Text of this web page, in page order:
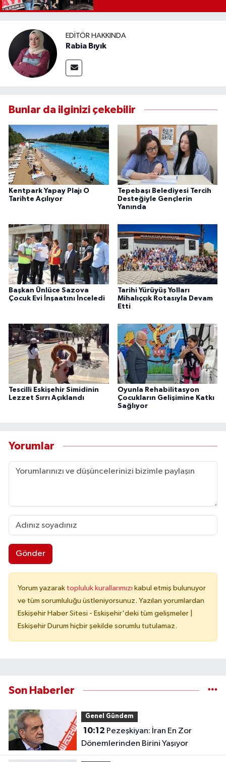
EDITÖR HAKKINDA
Rabia Bıyık
Bunlar da ilginizi çekebilir
Kentpark Yapay Plajı O
Tarihte Açılıyor
Tepebaşı Belediyesi Tercih
Desteğiyle Gençlerin
Yanında
Başkan Ünlüce Sazova
Çocuk Evi İnşaatını İnceledi
Tarihi Yürüyüş Yolları
Mihalıççık Rotasıyla Devam
Etti
Tescilli Eskişehir Simidinin
Lezzet Sırrı Açıklandı
Oyunla Rehabilitasyon
Çocukların Gelişimine Katkı
Sağlıyor
Yorumlar
Gönder
Yorum yazarak topluluk kurallarımızı kabul etmiş bulunuyor
ve tüm sorumluluğu üstleniyorsunuz. Yazılan yorumlardan
Eskişehir Haber Sitesi - Eskişehir'deki tüm gelişmeler |
Eskişehir Durum hiçbir şekilde sorumlu tutulamaz.
Son Haberler
Genel Gündem
10:12
Dönemlerinden Birini Yaşıyor